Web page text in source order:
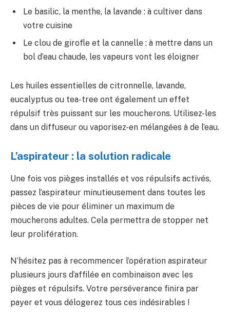
Le basilic, la menthe, la lavande : à cultiver dans
votre cuisine
Le clou de girofle et la cannelle : à mettre dans un
bol d’eau chaude, les vapeurs vont les éloigner
Les huiles essentielles de citronnelle, lavande,
eucalyptus ou tea-tree ont également un effet
répulsif très puissant sur les moucherons. Utilisez-les
dans un diffuseur ou vaporisez-en mélangées à de l’eau.
L’aspirateur : la solution radicale
Une fois vos pièges installés et vos répulsifs activés,
passez l’aspirateur minutieusement dans toutes les
pièces de vie pour éliminer un maximum de
moucherons adultes. Cela permettra de stopper net
leur prolifération.
N’hésitez pas à recommencer l’opération aspirateur
plusieurs jours d’affilée en combinaison avec les
pièges et répulsifs. Votre perséverance finira par
payer et vous délogerez tous ces indésirables !